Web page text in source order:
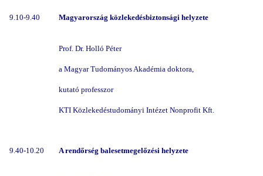
9.10-9.40 Magyarország közlekedésbiztonsági helyzete
Prof. Dr. Holló Péter
a Magyar Tudományos Akadémia doktora,
kutató professzor
KTI Közlekedéstudományi Intézet Nonprofit Kft.
9.40-10.20 A rendőrség balesetmegelőzési helyzete